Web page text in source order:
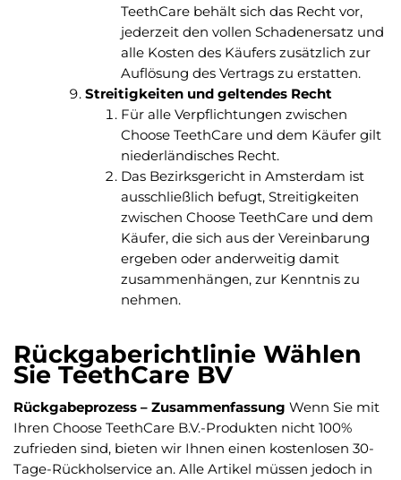
TeethCare behält sich das Recht vor,
jederzeit den vollen Schadenersatz und
alle Kosten des Käufers zusätzlich zur
Auflösung des Vertrags zu erstatten.
Streitigkeiten und geltendes Recht
Für alle Verpflichtungen zwischen
Choose TeethCare und dem Käufer gilt
niederländisches Recht.
Das Bezirksgericht in Amsterdam ist
ausschließlich befugt, Streitigkeiten
zwischen Choose TeethCare und dem
Käufer, die sich aus der Vereinbarung
ergeben oder anderweitig damit
zusammenhängen, zur Kenntnis zu
nehmen.
Rückgaberichtlinie Wählen
Sie TeethCare BV
Rückgabeprozess – Zusammenfassung Wenn Sie mit
Ihren Choose TeethCare B.V.-Produkten nicht 100%
zufrieden sind, bieten wir Ihnen einen kostenlosen 30-
Tage-Rückholservice an. Alle Artikel müssen jedoch in